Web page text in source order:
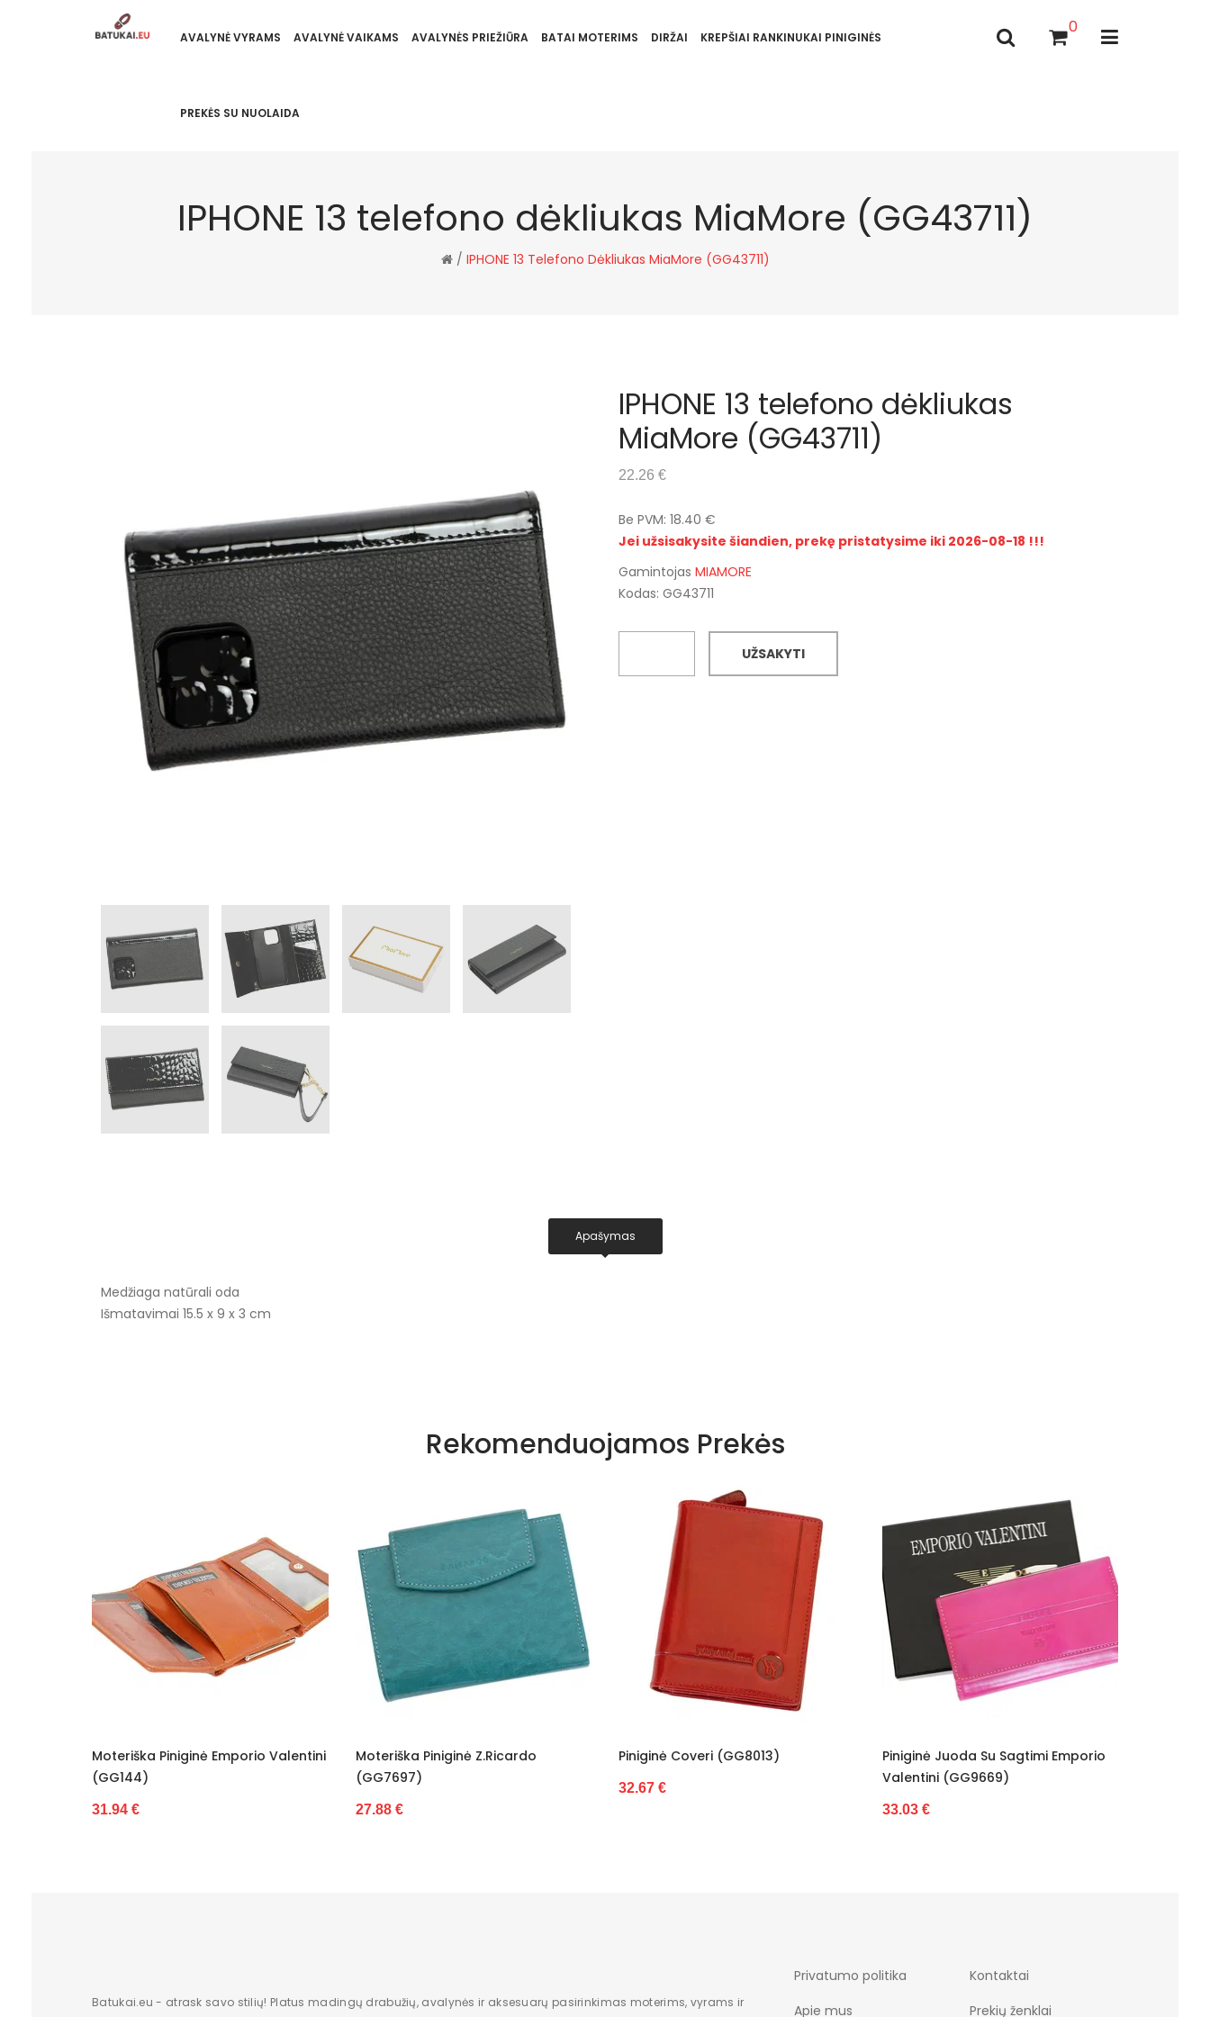
AVALYNĖ VYRAMS AVALYNĖ VAIKAMS AVALYNĖS PRIEŽIŪRA BATAI MOTERIMS DIRŽAI KREPŠIAI RANKINUKAI PINIGINĖS
PREKĖS SU NUOLAIDA
0
IPHONE 13 telefono dėkliukas MiaMore (GG43711)
/ IPHONE 13 Telefono Dėkliukas MiaMore (GG43711)
IPHONE 13 telefono dėkliukas
MiaMore (GG43711)
22.26 €
Be PVM: 18.40 €
Jei užsisakysite šiandien, prekę pristatysime iki 2026-08-18 !!!
Gamintojas MIAMORE
Kodas: GG43711
UŽSAKYTI
Apašymas
Medžiaga natūrali oda
Išmatavimai 15.5 x 9 x 3 cm
Rekomenduojamos Prekės
Moteriška Piniginė Z.Ricardo
(GG7697)
27.88 €
Piniginė Coveri (GG8013)
32.67 €
Piniginė Juoda Su Sagtimi Emporio
Piniginė Harvey Miller (GG10910)
25.77 €
Batukai.eu - atrask savo stilių! Platus madingų drabužių, avalynės ir aksesuarų pasirinkimas moterims, vyrams ir
Privatumo politika
Apie mus
Kontaktai
Prekių ženklai